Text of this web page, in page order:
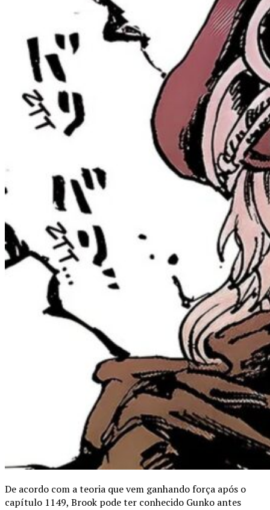
De acordo com a teoria que vem ganhando força após o
capítulo 1149, Brook pode ter conhecido Gunko antes